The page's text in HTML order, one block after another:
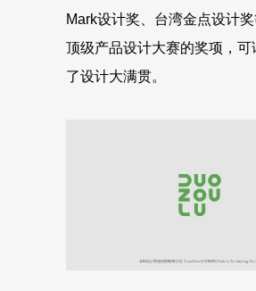
Mark设计奖、台湾金点设计
顶级产品设计大赛的奖项，可
了设计大满贯。